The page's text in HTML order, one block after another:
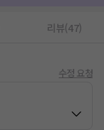
리뷰(47)
수정 요청